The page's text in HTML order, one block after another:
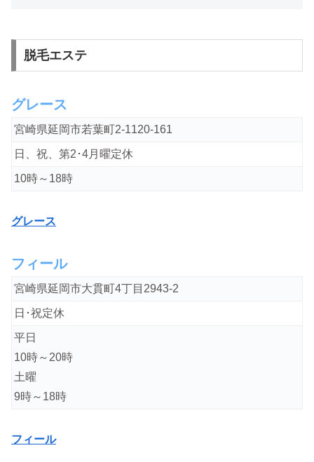
脱毛エステ
グレース
宮崎県延岡市若葉町2-1120-161
日、祝、第2･4月曜定休
10時～18時
グレース
フィール
宮崎県延岡市大貫町4丁目2943-2
日･祝定休
平日
10時～20時
土曜
9時～18時
フィール